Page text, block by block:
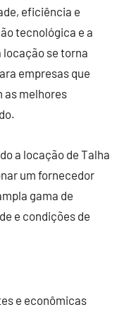
eficiência e
tecnológica e a
locação se torna
empresas que
as melhores
a locação de Talha
um fornecedor
gama de
e condições de
e econômicas